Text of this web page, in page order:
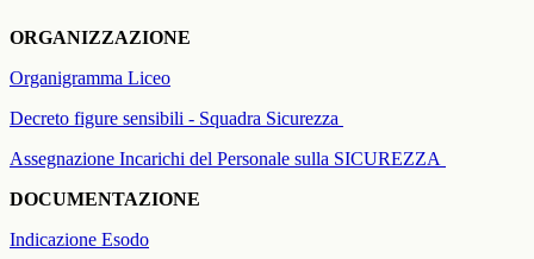
ORGANIZZAZIONE
Organigramma Liceo
Decreto figure sensibili - Squadra Sicurezza
Assegnazione Incarichi del Personale sulla SICUREZZA
DOCUMENTAZIONE
Indicazione Esodo